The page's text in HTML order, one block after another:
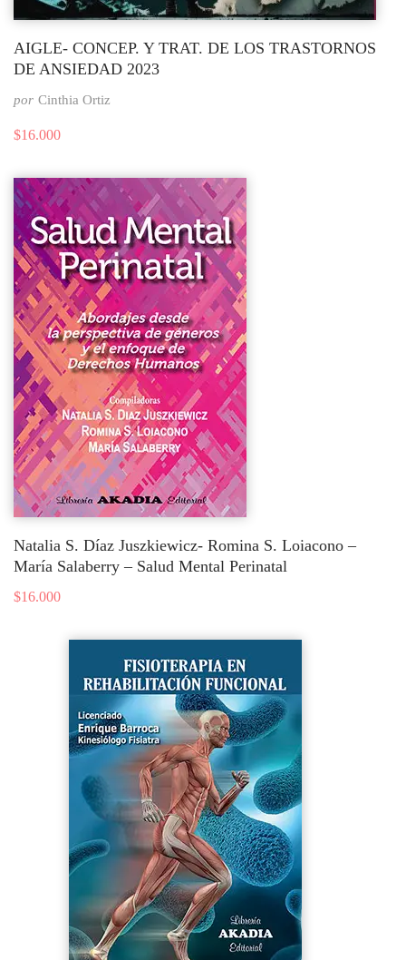
AIGLE- CONCEP. Y TRAT. DE LOS TRASTORNOS
DE ANSIEDAD 2023
por Cinthia Ortiz
$16.000
Natalia S. Díaz Juszkiewicz- Romina S. Loiacono –
María Salaberry – Salud Mental Perinatal
$16.000